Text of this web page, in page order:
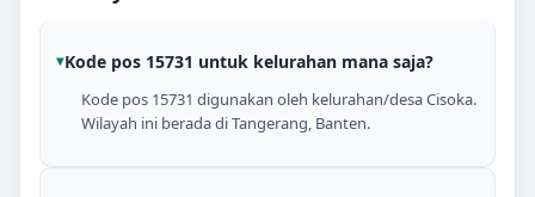
Kode pos 15731 untuk kelurahan mana saja?
Kode pos 15731 digunakan oleh kelurahan/desa Cisoka.
Wilayah ini berada di Tangerang, Banten.